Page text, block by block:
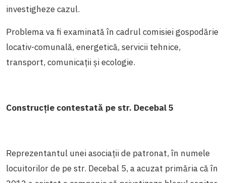
investigheze cazul.
Problema va fi examinată în cadrul comisiei gospodărie
locativ-comunală, energetică, servicii tehnice,
transport, comunicații și ecologie.
Construcție contestată pe str. Decebal 5
Reprezentantul unei asociații de patronat, în numele
locuitorilor de pe str. Decebal 5, a acuzat primăria că în